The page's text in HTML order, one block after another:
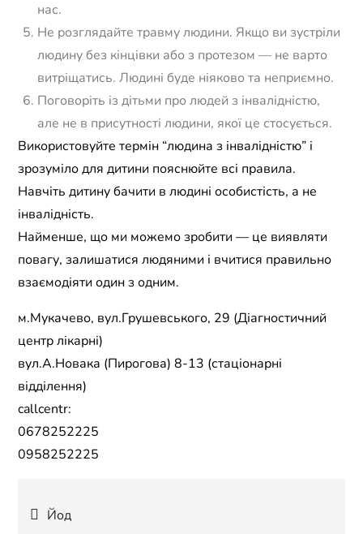
нас.
Не розглядайте травму людини. Якщо ви зустріли
людину без кінцівки або з протезом — не варто
витріщатись. Людині буде ніяково та неприємно.
Поговоріть із дітьми про людей з інвалідністю,
але не в присутності людини, якої це стосується.
Використовуйте термін “людина з інвалідністю” і
зрозуміло для дитини пояснюйте всі правила.
Навчіть дитину бачити в людині особистість, а не
інвалідність.
Найменше, що ми можемо зробити — це виявляти
повагу, залишатися людяними і вчитися правильно
взаємодіяти один з одним.
м.Мукачево, вул.Грушевського, 29 (Діагностичний
центр лікарні)
вул.А.Новака (Пирогова) 8-13 (стаціонарні
відділення)
callcentr:
0678252225
0958252225
Навігація
Йод